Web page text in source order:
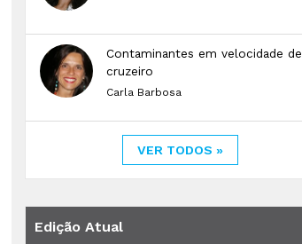
Contaminantes em velocidade de
cruzeiro
Carla Barbosa
VER TODOS »
Edição Atual